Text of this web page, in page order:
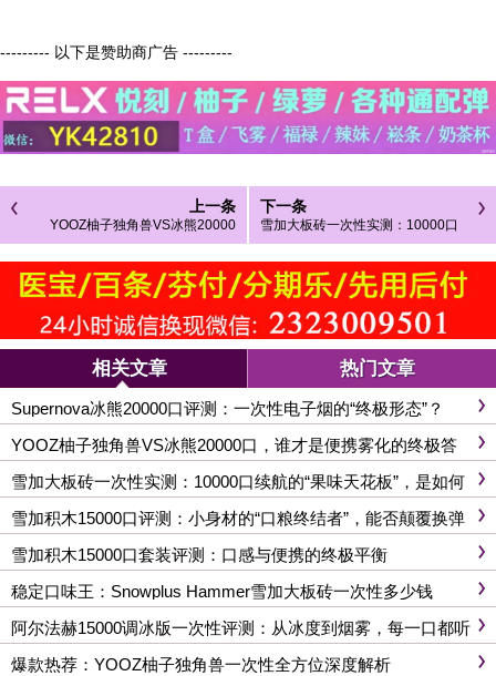
--------- 以下是赞助商广告 ---------
上一条
YOOZ柚子独角兽VS冰熊20000
下一条
雪加大板砖一次性实测：10000口
相关文章 热门文章
Supernova冰熊20000口评测：一次性电子烟的“终极形态”？
YOOZ柚子独角兽VS冰熊20000口，谁才是便携雾化的终极答
案？
雪加大板砖一次性实测：10000口续航的“果味天花板”，是如何
炼成的？
雪加积木15000口评测：小身材的“口粮终结者”，能否颠覆换弹
市场？
雪加积木15000口套装评测：口感与便携的终极平衡
稳定口味王：Snowplus Hammer雪加大板砖一次性多少钱
阿尔法赫15000调冰版一次性评测：从冰度到烟雾，每一口都听
你的
爆款热荐：YOOZ柚子独角兽一次性全方位深度解析